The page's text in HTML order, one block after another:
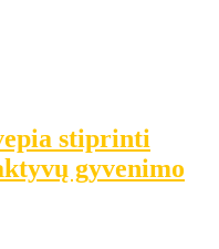
stiprinti
gyvenimo